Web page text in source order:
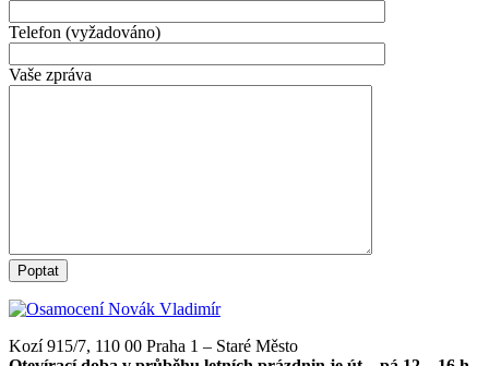
Telefon (vyžadováno)
Vaše zpráva
Kozí 915/7, 110 00 Praha 1 – Staré Město